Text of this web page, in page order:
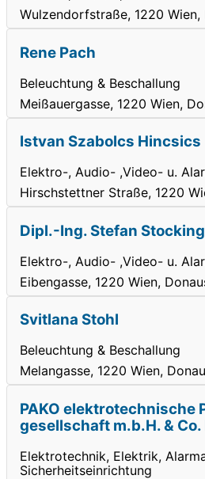
Wulzendorfstraße, 1220 Wien,
Rene Pach
Beleuchtung & Beschallung
Meißauergasse, 1220 Wien,
Istvan Szabolcs Hincsics
Elektro-, Audio- ,Video- u.
Hirschstettner Straße, 1220
Dipl.-Ing. Stefan
Elektro-, Audio- ,Video- u.
Eibengasse, 1220 Wien,
Svitlana Stohl
Beleuchtung & Beschallung
Melangasse, 1220 Wien,
PAKO elektrotechnische
gesellschaft m.b.H. & Co.
Elektrotechnik, Elektrik,
Sicherheitseinrichtung